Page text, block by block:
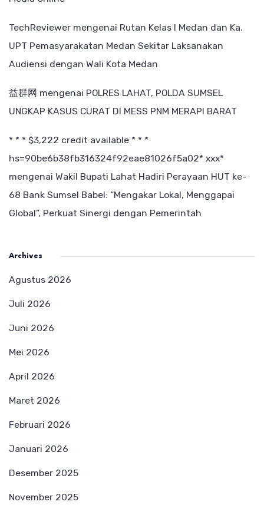
TechReviewer mengenai Rutan Kelas I Medan dan Ka.
UPT Pemasyarakatan Medan Sekitar Laksanakan
Audiensi dengan Wali Kota Medan
益群网 mengenai POLRES LAHAT, POLDA SUMSEL
UNGKAP KASUS CURAT DI MESS PNM MERAPI BARAT
* * * $3,222 credit available * * *
hs=90be6b38fb316324f92eae81026f5a02* ххх*
mengenai Wakil Bupati Lahat Hadiri Perayaan HUT ke-
68 Bank Sumsel Babel: “Mengakar Lokal, Menggapai
Global”, Perkuat Sinergi dengan Pemerintah
Archives
Agustus 2026
Juli 2026
Juni 2026
Mei 2026
April 2026
Maret 2026
Februari 2026
Januari 2026
Desember 2025
November 2025